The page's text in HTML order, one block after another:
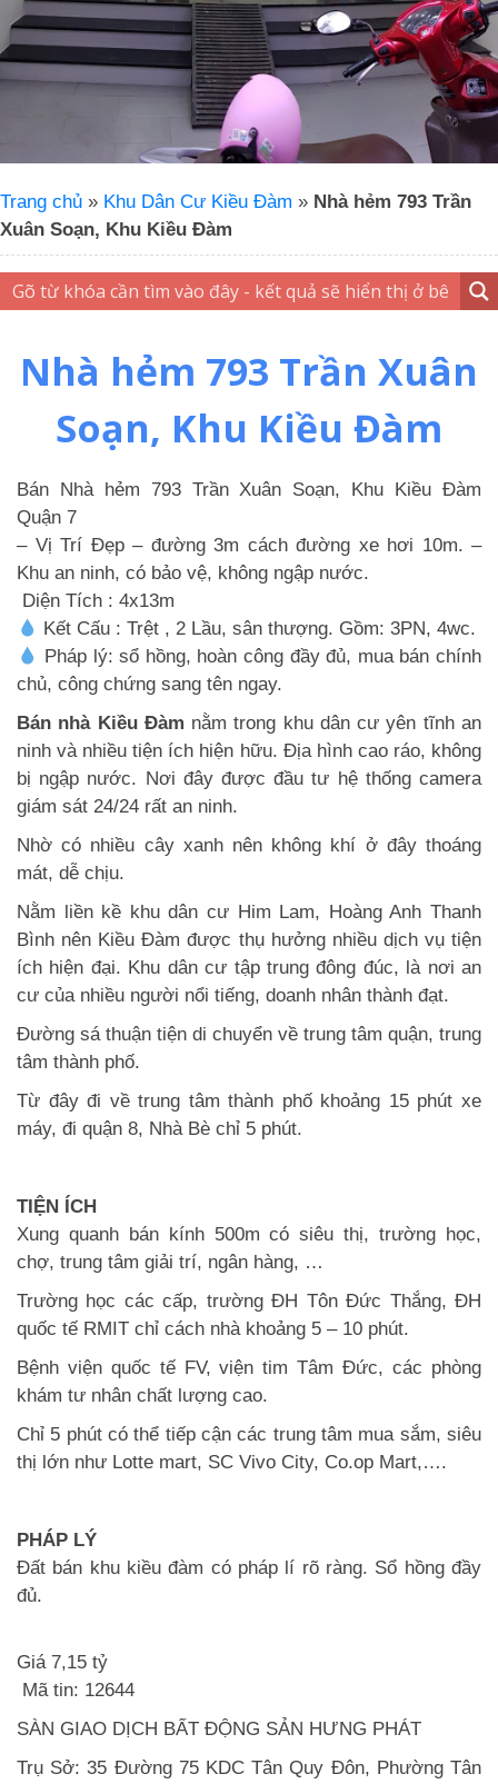
Trang chủ » Khu Dân Cư Kiều Đàm » Nhà hẻm 793 Trần
Xuân Soạn, Khu Kiều Đàm
Nhà hẻm 793 Trần Xuân
Soạn, Khu Kiều Đàm
Bán Nhà hẻm 793 Trần Xuân Soạn, Khu Kiều Đàm
Quận 7
– Vị Trí Đẹp – đường 3m cách đường xe hơi 10m. –
Khu an ninh, có bảo vệ, không ngập nước.
Diện Tích : 4x13m
Kết Cấu : Trệt , 2 Lầu, sân thượng. Gồm: 3PN, 4wc.
Pháp lý: sổ hồng, hoàn công đầy đủ, mua bán chính
chủ, công chứng sang tên ngay.
Bán nhà Kiều Đàm nằm trong khu dân cư yên tĩnh an
ninh và nhiều tiện ích hiện hữu. Địa hình cao ráo, không
bị ngập nước. Nơi đây được đầu tư hệ thống camera
giám sát 24/24 rất an ninh.
Nhờ có nhiều cây xanh nên không khí ở đây thoáng
mát, dễ chịu.
Nằm liền kề khu dân cư Him Lam, Hoàng Anh Thanh
Bình nên Kiều Đàm được thụ hưởng nhiều dịch vụ tiện
ích hiện đại. Khu dân cư tập trung đông đúc, là nơi an
cư của nhiều người nổi tiếng, doanh nhân thành đạt.
Đường sá thuận tiện di chuyển về trung tâm quận, trung
tâm thành phố.
Từ đây đi về trung tâm thành phố khoảng 15 phút xe
máy, đi quận 8, Nhà Bè chỉ 5 phút.
TIỆN ÍCH
Xung quanh bán kính 500m có siêu thị, trường học,
chợ, trung tâm giải trí, ngân hàng, …
Trường học các cấp, trường ĐH Tôn Đức Thắng, ĐH
quốc tế RMIT chỉ cách nhà khoảng 5 – 10 phút.
Bệnh viện quốc tế FV, viện tim Tâm Đức, các phòng
khám tư nhân chất lượng cao.
Chỉ 5 phút có thể tiếp cận các trung tâm mua sắm, siêu
thị lớn như Lotte mart, SC Vivo City, Co.op Mart,….
PHÁP LÝ
Đất bán khu kiều đàm có pháp lí rõ ràng. Sổ hồng đầy
đủ.
Giá 7,15 tỷ
Mã tin: 12644
SÀN GIAO DỊCH BẤT ĐỘNG SẢN HƯNG PHÁT
Trụ Sở: 35 Đường 75 KDC Tân Quy Đôn, Phường Tân